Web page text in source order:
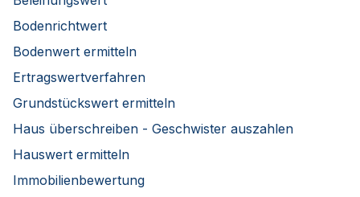
Bodenrichtwert
Bodenwert ermitteln
Ertragswertverfahren
Grundstückswert ermitteln
Haus überschreiben - Geschwister auszahlen
Hauswert ermitteln
Immobilienbewertung